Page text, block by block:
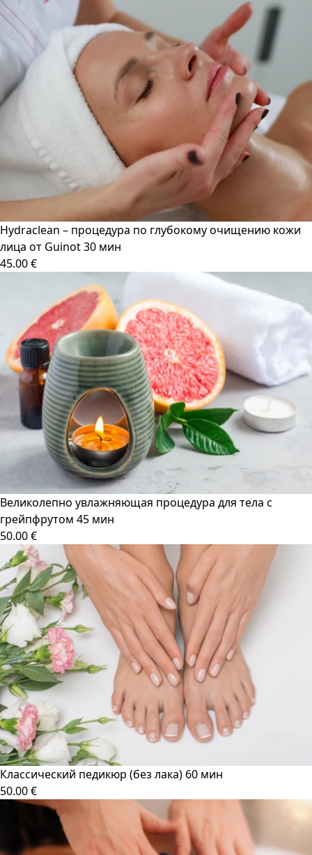
Hydraclean – процедура по глубокому очищению кожи
лица от Guinot 30 мин
45.00 €
Великолепно увлажняющая процедура для тела с
грейпфрутом 45 мин
50.00 €
Классический педикюр (без лака) 60 мин
50.00 €